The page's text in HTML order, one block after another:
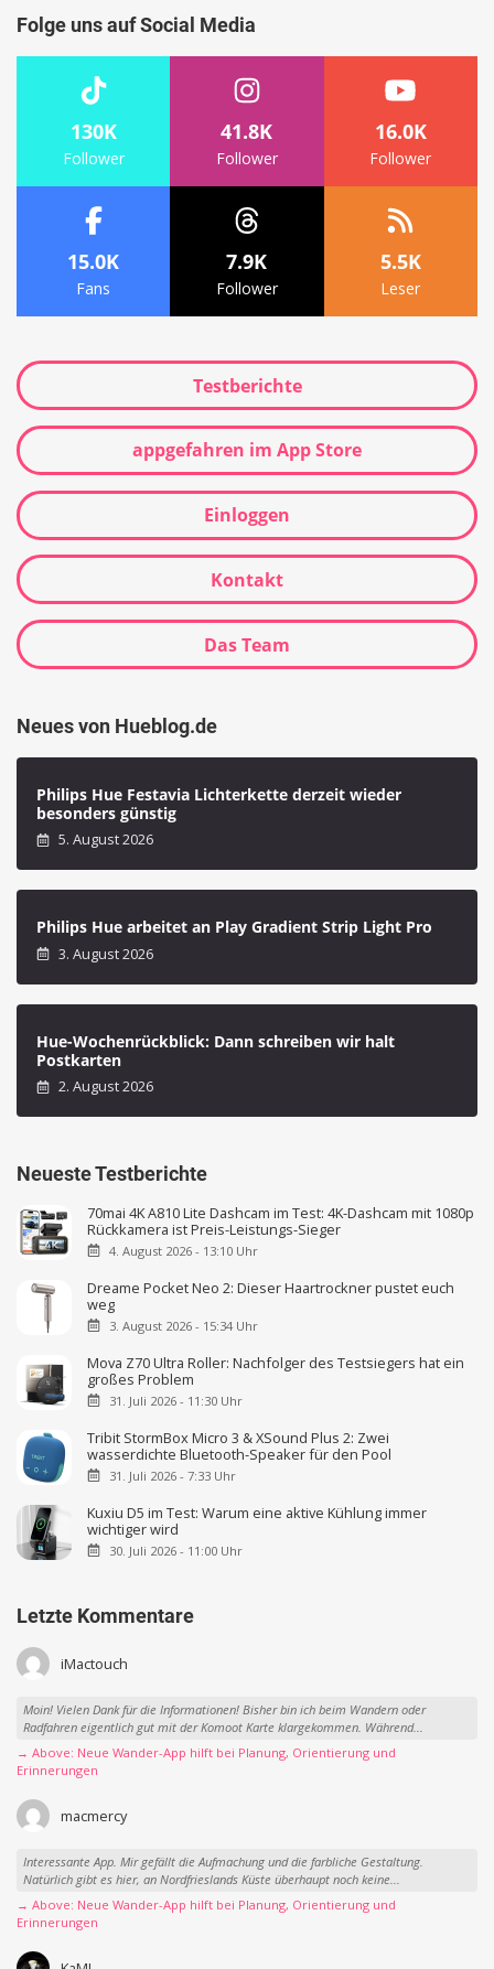
Folge uns auf Social Media
130K
Follower
41.8K
Follower
16.0K
Follower
15.0K
Fans
7.9K
Follower
5.5K
Leser
Testberichte
appgefahren im App Store
Einloggen
Kontakt
Das Team
Neues von Hueblog.de
Philips Hue Festavia Lichterkette derzeit wieder
besonders günstig
5. August 2026
Philips Hue arbeitet an Play Gradient Strip Light Pro
3. August 2026
Hue-Wochenrückblick: Dann schreiben wir halt
Postkarten
2. August 2026
Neueste Testberichte
70mai 4K A810 Lite Dashcam im Test: 4K-Dashcam mit 1080p
Rückkamera ist Preis-Leistungs-Sieger
4. August 2026 - 13:10 Uhr
Dreame Pocket Neo 2: Dieser Haartrockner pustet euch
weg
3. August 2026 - 15:34 Uhr
Mova Z70 Ultra Roller: Nachfolger des Testsiegers hat ein
großes Problem
31. Juli 2026 - 11:30 Uhr
Tribit StormBox Micro 3 & XSound Plus 2: Zwei
wasserdichte Bluetooth-Speaker für den Pool
31. Juli 2026 - 7:33 Uhr
Kuxiu D5 im Test: Warum eine aktive Kühlung immer
wichtiger wird
30. Juli 2026 - 11:00 Uhr
Letzte Kommentare
iMactouch
Moin! Vielen Dank für die Informationen! Bisher bin ich beim Wandern oder
Radfahren eigentlich gut mit der Komoot Karte klargekommen. Während...
→ Above: Neue Wander-App hilft bei Planung, Orientierung und
Erinnerungen
macmercy
Interessante App. Mir gefällt die Aufmachung und die farbliche Gestaltung.
Natürlich gibt es hier, an Nordfrieslands Küste überhaupt noch keine...
→ Above: Neue Wander-App hilft bei Planung, Orientierung und
Erinnerungen